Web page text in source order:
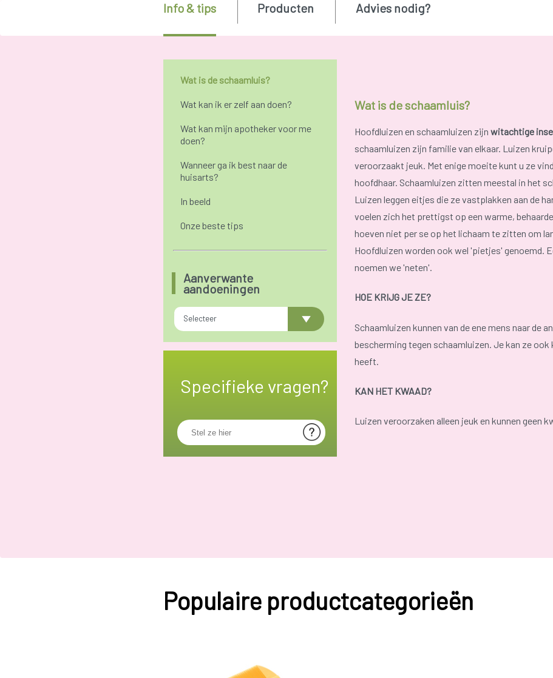
Wat is de schaamluis?
Wat kan ik er zelf aan doen?
Wat kan mijn apotheker voor me
doen?
Wanneer ga ik best naar de
huisarts?
In beeld
Onze beste tips
Aanverwante
aandoeningen
Selecteer
Specifieke vragen?
Info & tips Producten Advies nodig?
Wat is de schaamluis?
Hoofdluizen en schaamluizen zijn witachtige
schaamluizen zijn familie van elkaar. Luizen
veroorzaakt jeuk. Met enige moeite kunt u ze
hoofdhaar. Schaamluizen zitten meestal in het
Luizen leggen eitjes die ze vastplakken aan de
voelen zich het prettigst op een warme,
hoeven niet per se op het lichaam te zitten om
Hoofdluizen worden ook wel 'pietjes' genoemd.
noemen we 'neten'.
HOE KRIJG JE ZE?
Schaamluizen kunnen van de ene mens naar de
bescherming tegen schaamluizen. Je kan ze
heeft.
KAN HET KWAAD?
Luizen veroorzaken alleen jeuk en kunnen geen
Populaire productcategorieën